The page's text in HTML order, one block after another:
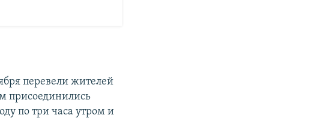
перевели жителей
присоединились
по три часа утром и